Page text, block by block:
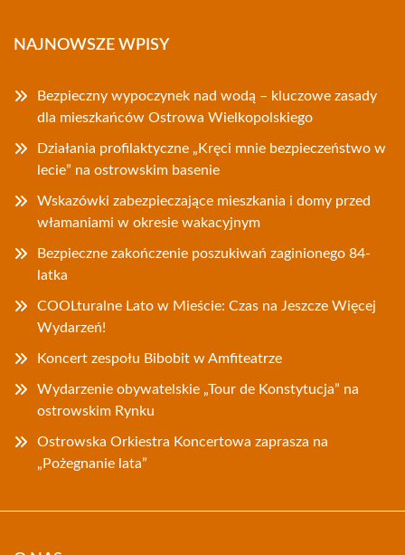
NAJNOWSZE WPISY
Bezpieczny wypoczynek nad wodą – kluczowe zasady
dla mieszkańców Ostrowa Wielkopolskiego
Działania profilaktyczne „Kręci mnie bezpieczeństwo w
lecie” na ostrowskim basenie
Wskazówki zabezpieczające mieszkania i domy przed
włamaniami w okresie wakacyjnym
Bezpieczne zakończenie poszukiwań zaginionego 84-
latka
COOLturalne Lato w Mieście: Czas na Jeszcze Więcej
Wydarzeń!
Koncert zespołu Bibobit w Amfiteatrze
Wydarzenie obywatelskie „Tour de Konstytucja” na
ostrowskim Rynku
Ostrowska Orkiestra Koncertowa zaprasza na
„Pożegnanie lata”